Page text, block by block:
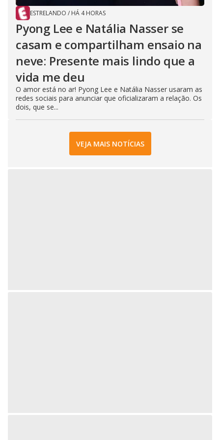
ESTRELANDO / HÁ 4 HORAS
Pyong Lee e Natália Nasser se
casam e compartilham ensaio na
neve: Presente mais lindo que a
vida me deu
O amor está no ar! Pyong Lee e Natália Nasser usaram as
redes sociais para anunciar que oficializaram a relação. Os
dois, que se...
VEJA MAIS NOTÍCIAS